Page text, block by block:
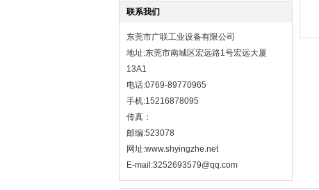
联系我们
东莞市广联工业设备有限公司
地址:东莞市南城区宏远路1号宏远大厦
13A1
电话:0769-89770965
手机:15216878095
传真：
邮编:523078
网址:www.shyingzhe.net
E-mail:3252693579@qq.com